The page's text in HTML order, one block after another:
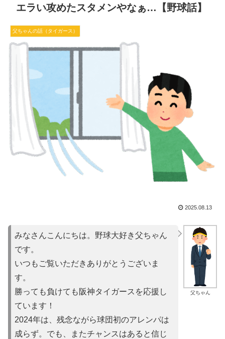
エラい攻めたスタメンやなぁ…【野球話】
父ちゃんの話（タイガース）
2025.08.13
父ちゃん
みなさんこんにちは。野球大好き父ちゃん
です。
いつもご覧いただきありがとうございま
す。
勝っても負けても阪神タイガースを応援し
ています！
2024年は、残念ながら球団初のアレンパは
成らず。でも、またチャンスはあると信じ